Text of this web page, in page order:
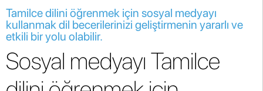
Tamilce dilini öğrenmek için sosyal medyayı
kullanmak dil becerilerinizi geliştirmenin yararlı ve
etkili bir yolu olabilir.
Sosyal medyayı Tamilce